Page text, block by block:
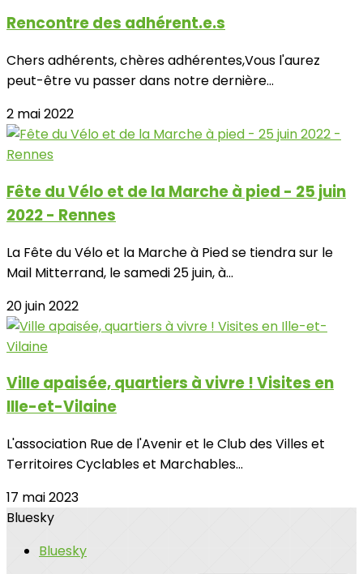
Rencontre des adhérent.e.s
Chers adhérents, chères adhérentes,Vous l'aurez
peut-être vu passer dans notre dernière...
2 mai 2022
Fête du Vélo et de la Marche à pied - 25 juin
2022 - Rennes
La Fête du Vélo et la Marche à Pied se tiendra sur le
Mail Mitterrand, le samedi 25 juin, à...
20 juin 2022
Ville apaisée, quartiers à vivre ! Visites en
Ille-et-Vilaine
L'association Rue de l'Avenir et le Club des Villes et
Territoires Cyclables et Marchables...
17 mai 2023
Bluesky
Bluesky